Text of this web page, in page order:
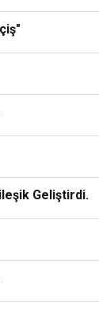
Geliştirdi.